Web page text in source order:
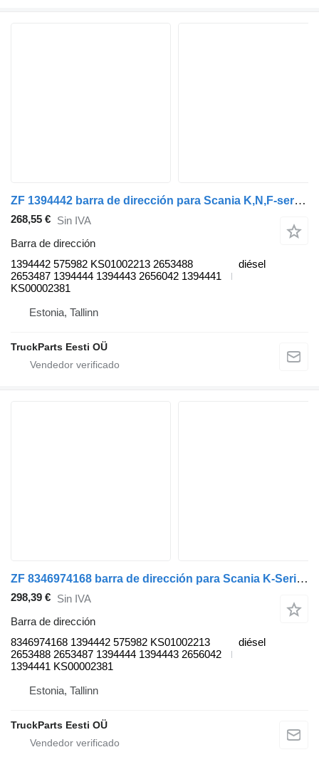
ZF 1394442 barra de dirección para Scania K,N,F-series bus (2006-) autobús
268,55 € Sin IVA
Barra de dirección
1394442 575982 KS01002213 2653488
2653487 1394444 1394443 2656042 1394441
KS00002381
diésel
Estonia, Tallinn
TruckParts Eesti OÜ
ZF 8346974168 barra de dirección para Scania K-Series (2016-) autobús
298,39 € Sin IVA
Barra de dirección
8346974168 1394442 575982 KS01002213
2653488 2653487 1394444 1394443 2656042
1394441 KS00002381
diésel
Estonia, Tallinn
TruckParts Eesti OÜ